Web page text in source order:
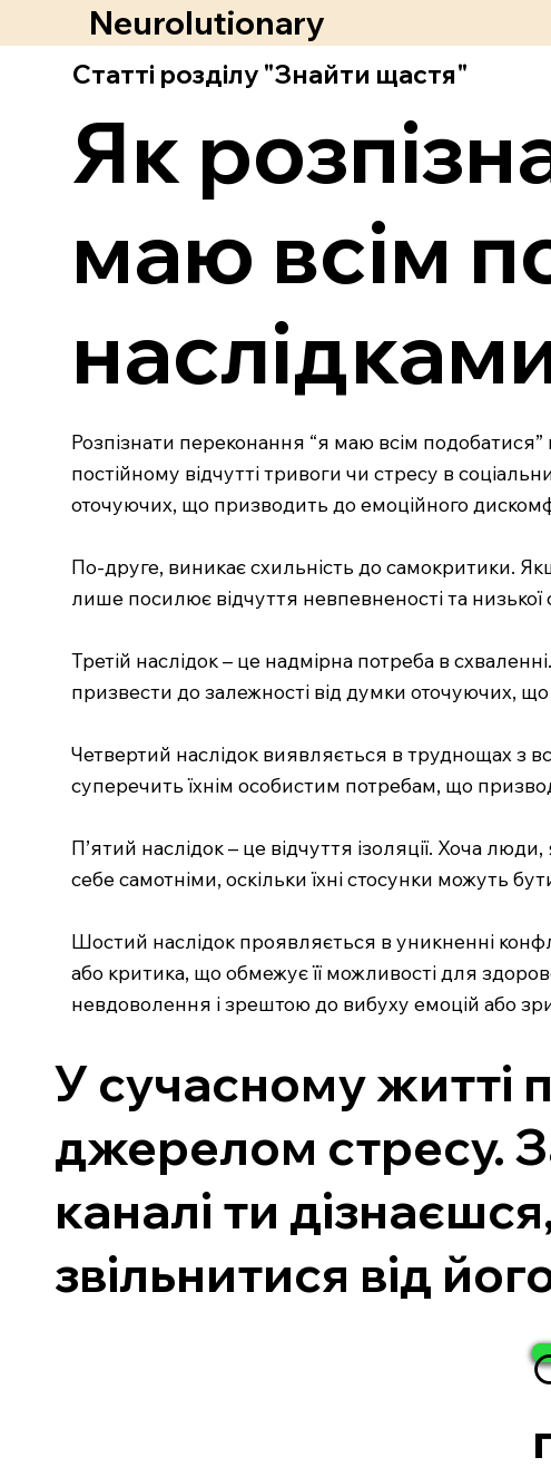
Neurolutionary
Статті розділу "Знайти щастя"
Як
маю всім
Розпізнати переконання “я маю всім
постійному відчутті тривоги чи стресу в
оточуючих, що призводить до емоційного
По-друге, виникає схильність до самокритики.
лише посилює відчуття невпевненості та низької
Третій наслідок – це надмірна потреба в
призвести до залежності від думки оточуючих, що
Четвертий наслідок виявляється в труднощах з
суперечить їхнім особистим потребам, що
П’ятий наслідок – це відчуття ізоляції. Хоча
себе самотніми, оскільки їхні стосунки можуть
Шостий наслідок проявляється в уникненні
або критика, що обмежує її можливості для
невдоволення і зрештою до вибуху емоцій або
У сучасному житті
джерелом стресу.
каналі ти
звільнитися від